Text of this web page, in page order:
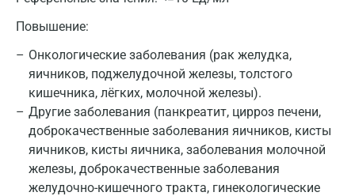
Повышение:
Онкологические заболевания (рак желудка,
яичников, поджелудочной железы, толстого
кишечника, лёгких, молочной железы).
Другие заболевания (панкреатит, цирроз печени,
доброкачественные заболевания яичников, кисты
яичников, кисты яичника, заболевания молочной
железы, доброкачественные заболевания
желудочно-кишечного тракта, гинекологические
Москва
Санкт-Петербург